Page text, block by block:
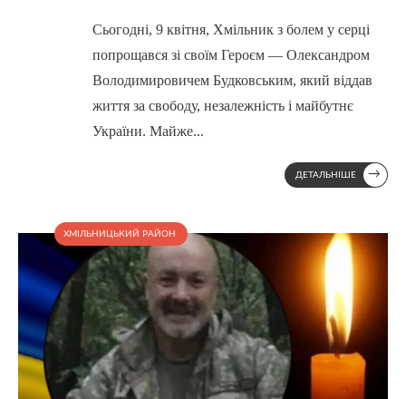
Сьогодні, 9 квітня, Хмільник з болем у серці
попрощався зі своїм Героєм — Олександром
Володимировичем Будковським, який віддав
життя за свободу, незалежність і майбутнє
України. Майже...
ДЕТАЛЬНІШЕ →
ХМІЛЬНИЦЬКИЙ РАЙОН